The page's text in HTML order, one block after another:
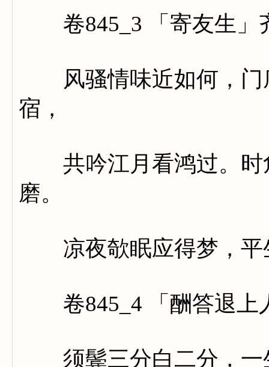
卷845_3 「寄友生」
风骚情味近如何，门
宿，
共吟江月看鸿过。时
磨。
凉夜欹眠应得梦，平
卷845_4 「酬答退上
须鬓三分白二分，一